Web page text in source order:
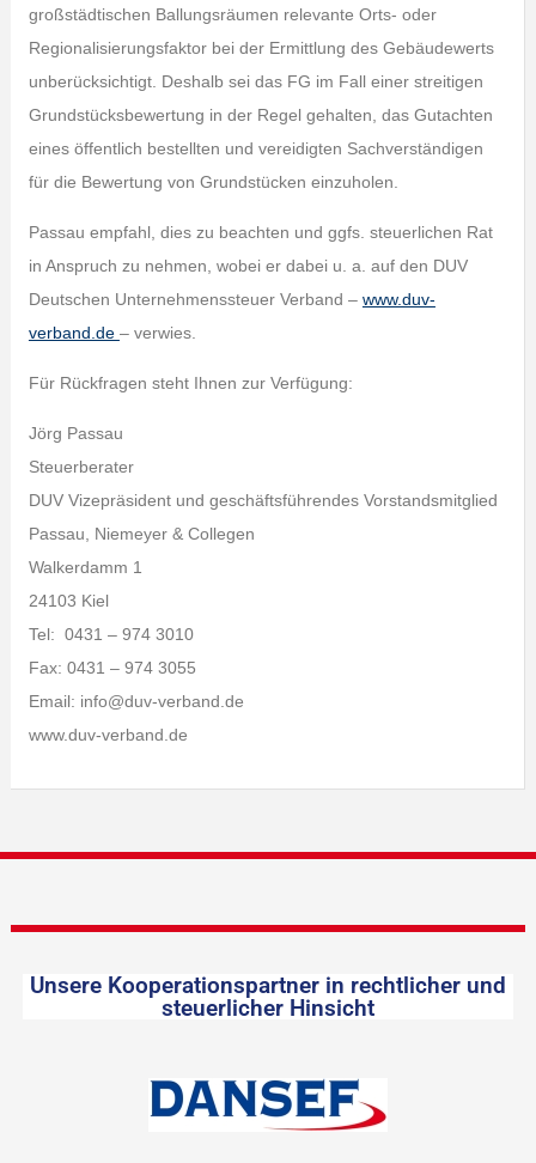
großstädtischen Ballungsräumen relevante Orts- oder
Regionalisierungsfaktor bei der Ermittlung des Gebäudewerts
unberücksichtigt. Deshalb sei das FG im Fall einer streitigen
Grundstücksbewertung in der Regel gehalten, das Gutachten
eines öffentlich bestellten und vereidigten Sachverständigen
für die Bewertung von Grundstücken einzuholen.
Passau empfahl, dies zu beachten und ggfs. steuerlichen Rat
in Anspruch zu nehmen, wobei er dabei u. a. auf den DUV
Deutschen Unternehmenssteuer Verband – www.duv-
verband.de – verwies.
Für Rückfragen steht Ihnen zur Verfügung:
Jörg Passau
Steuerberater
DUV Vizepräsident und geschäftsführendes Vorstandsmitglied
Passau, Niemeyer & Collegen
Walkerdamm 1
24103 Kiel
Tel: 0431 – 974 3010
Fax: 0431 – 974 3055
Email: info@duv-verband.de
www.duv-verband.de
Unsere Kooperationspartner in rechtlicher und
steuerlicher Hinsicht